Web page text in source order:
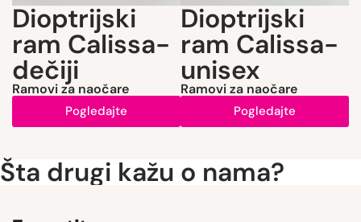
Dioptrijski
ram Calissa-
dečiji
Ramovi za naočare
Pogledajte
Dioptrijski
ram Calissa-
unisex
Ramovi za naočare
Pogledajte
Šta drugi kažu o nama?